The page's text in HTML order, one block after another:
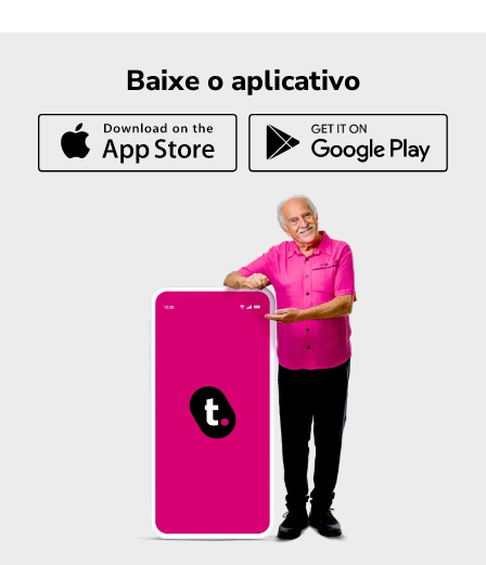
Baixe o aplicativo